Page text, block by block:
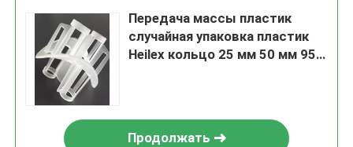
Передача массы пластик
случайная упаковка пластик
Heilex кольцо 25 мм 50 мм 95
Продолжать